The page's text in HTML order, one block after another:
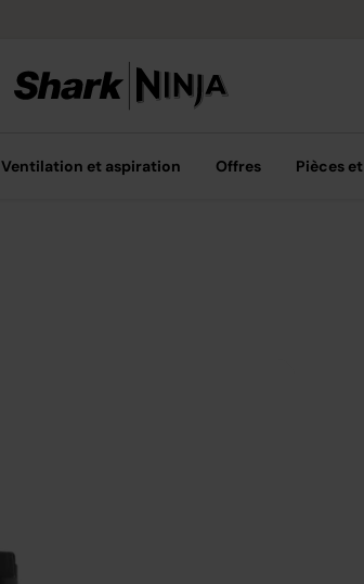
Ventilation et aspiration Offres Pièces